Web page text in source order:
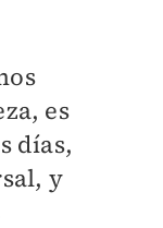
es
días,
y